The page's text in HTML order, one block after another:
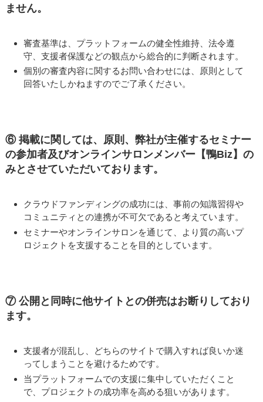
ません。
審査基準は、プラットフォームの健全性維持、法令遵
守、支援者保護などの観点から総合的に判断されます。
個別の審査内容に関するお問い合わせには、原則として
回答いたしかねますのでご了承ください。
⑥ 掲載に関しては、原則、弊社が主催するセミナー
の参加者及びオンラインサロンメンバー【鴨Biz】の
みとさせていただいております。
クラウドファンディングの成功には、事前の知識習得や
コミュニティとの連携が不可欠であると考えています。
セミナーやオンラインサロンを通じて、より質の高いプ
ロジェクトを支援することを目的としています。
⑦ 公開と同時に他サイトとの併売はお断りしており
ます。
支援者が混乱し、どちらのサイトで購入すれば良いか迷
ってしまうことを避けるためです。
当プラットフォームでの支援に集中していただくこと
で、プロジェクトの成功率を高める狙いがあります。